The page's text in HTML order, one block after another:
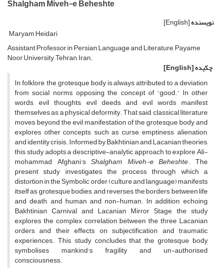
Shalgham Miveh-e Beheshte
نویسنده[English]
Maryam Heidari
Assistant Professor in Persian Language and Literature, Payame
Noor University, Tehran, Iran.
چکیده[English]
In folklore, the grotesque body is always attributed to a deviation
from social norms, opposing the concept of “good.” In other
words, evil thoughts, evil deeds, and evil words manifest
themselves as a physical deformity. That said, classical literature
moves beyond the evil manifestation of the grotesque body and
explores other concepts, such as curse, emptiness, alienation,
and identity crisis. Informed by Bakhtinian and Lacanian theories,
this study adopts a descriptive-analytic approach to explore Ali-
mohammad Afghani’sShalgham Miveh-e Beheshte. The
present study investigates the process through which a
distortion in the Symbolic order (culture and language) manifests
itself as grotesque bodies, and reverses the borders between life
and death, and human and non-human. In addition, echoing
Bakhtinian Carnival and Lacanian Mirror Stage, the study
explores the complex correlation between the three Lacanian
orders and their effects on subjectification and traumatic
experiences. This study concludes that the grotesque body
symbolises mankind’s fragility and un-authorised
consciousness.